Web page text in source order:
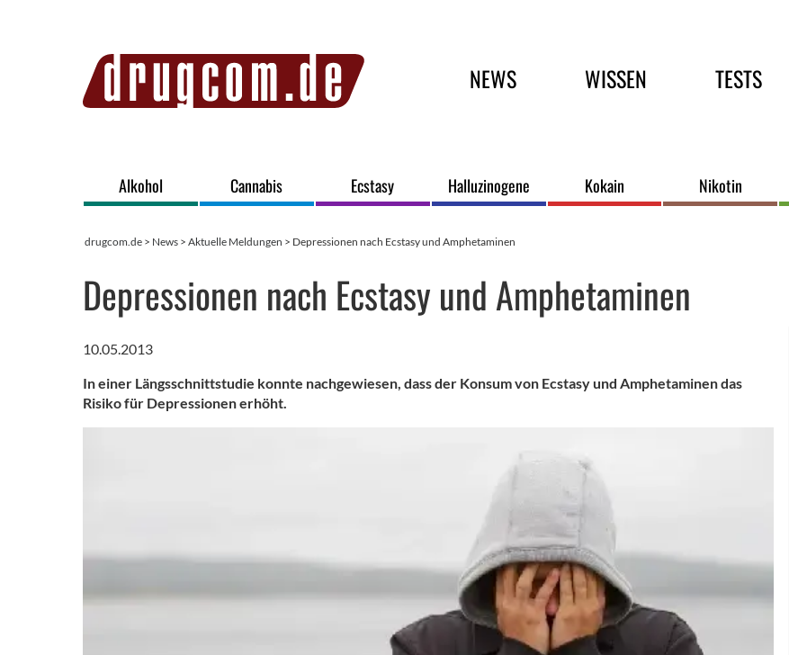
Hauptmenü
NEWS WISSEN TESTS
Alkohol Cannabis Ecstasy Halluzinogene Kokain Nikotin
drugcom.de > News > Aktuelle Meldungen > Depressionen nach Ecstasy und Amphetaminen
Depressionen nach Ecstasy und Amphetaminen
10.05.2013
In einer Längsschnittstudie konnte nachgewiesen, dass der Konsum von Ecstasy und Amphetaminen das
Risiko für Depressionen erhöht.